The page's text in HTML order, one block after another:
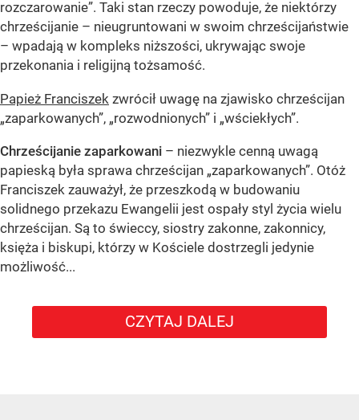
rozczarowanie”. Taki stan rzeczy powoduje, że niektórzy
chrześcijanie – nieugruntowani w swoim chrześcijaństwie
– wpadają w kompleks niższości, ukrywając swoje
przekonania i religijną tożsamość.
Papież Franciszek zwrócił uwagę na zjawisko chrześcijan
„zaparkowanych”, „rozwodnionych” i „wściekłych”.
Chrześcijanie zaparkowani – niezwykle cenną uwagą
papieską była sprawa chrześcijan „zaparkowanych”. Otóż
Franciszek zauważył, że przeszkodą w budowaniu
solidnego przekazu Ewangelii jest ospały styl życia wielu
chrześcijan. Są to świeccy, siostry zakonne, zakonnicy,
księża i biskupi, którzy w Kościele dostrzegli jedynie
możliwość...
CZYTAJ DALEJ